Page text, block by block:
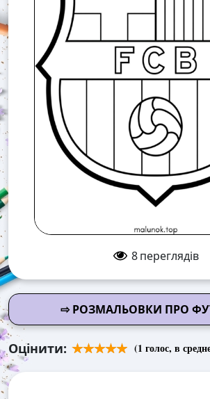
8 переглядів
⇨ РОЗМАЛЬОВКИ ПРО
Оцінити: (1 голос, в